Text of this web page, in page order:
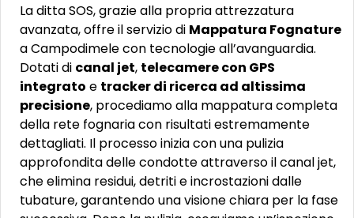
La ditta SOS, grazie alla propria attrezzatura
avanzata, offre il servizio di Mappatura Fognature
a Campodimele con tecnologie all’avanguardia.
Dotati di canal jet, telecamere con GPS
integrato e tracker di ricerca ad altissima
precisione, procediamo alla mappatura completa
della rete fognaria con risultati estremamente
dettagliati. Il processo inizia con una pulizia
approfondita delle condotte attraverso il canal jet,
che elimina residui, detriti e incrostazioni dalle
tubature, garantendo una visione chiara per la fase